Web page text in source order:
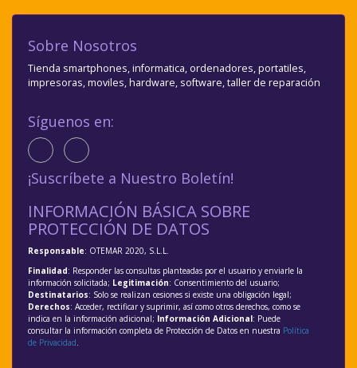
Sobre Nosotros
Tienda smartphones, informatica, ordenadores, portatiles,
impresoras, moviles, hardware, software, taller de reparación
Síguenos en:
¡Suscríbete a Nuestro Boletín!
INFORMACIÓN BÁSICA SOBRE
PROTECCIÓN DE DATOS
Responsable: OTEMAR 2020, S.L.L.
Finalidad: Responder las consultas planteadas por el usuario y enviarle la
información solicitada; Legitimación: Consentimiento del usuario;
Destinatarios: Solo se realizan cesiones si existe una obligación legal;
Derechos: Acceder, rectificar y suprimir, así como otros derechos, como se
indica en la información adicional; Información Adicional: Puede
consultar la información completa de Protección de Datos en nuestra Política
de Privacidad